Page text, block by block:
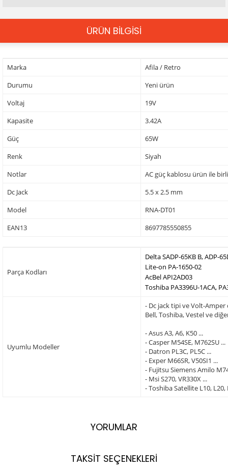
ÜRÜN BİLGİSİ
Marka
Afila / Retro
Durumu
Yeni ürün
Voltaj
19V
Kapasite
3.42A
Güç
65W
Renk
Siyah
Notlar
AC güç kablosu ürün ile
Dc Jack
5.5 x 2.5 mm
Model
RNA-DT01
EAN13
8697785550855
Parça Kodları
Delta SADP-65KB B, ADP-
Lite-on PA-1650-02
AcBel API2AD03
Toshiba PA3396U-1ACA,
Uyumlu Modeller
- Dc jack tipi ve Volt-
Bell, Toshiba, Vestel ve
- Asus A3, A6, K50 ...
- Casper M54SE, M762SU ...
- Datron PL3C, PL5C ...
- Exper M66SR, V50SI1 ...
- Fujitsu Siemens Amilo
- Msi S270, VR330X ...
- Toshiba Satellite L10, L20,
YORUMLAR
TAKSİT SEÇENEKLERİ